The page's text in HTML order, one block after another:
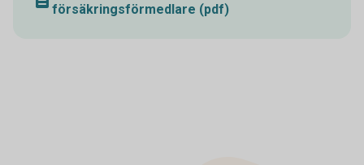
försäkringsförmedlare (pdf)